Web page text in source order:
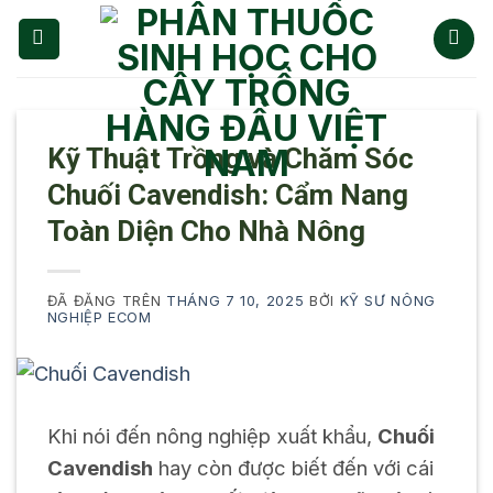
Chuyển
đến
Kỹ Thuật Trồng và Chăm Sóc
Chuối Cavendish: Cẩm Nang
Toàn Diện Cho Nhà Nông
ĐÃ ĐĂNG TRÊN THÁNG 7 10, 2025 BỞI KỸ SƯ NÔNG
NGHIỆP ECOM
Khi nói đến nông nghiệp xuất khẩu, Chuối
Cavendish hay còn được biết đến với cái